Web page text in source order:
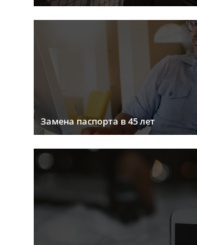
Замена паспорта в 45 лет